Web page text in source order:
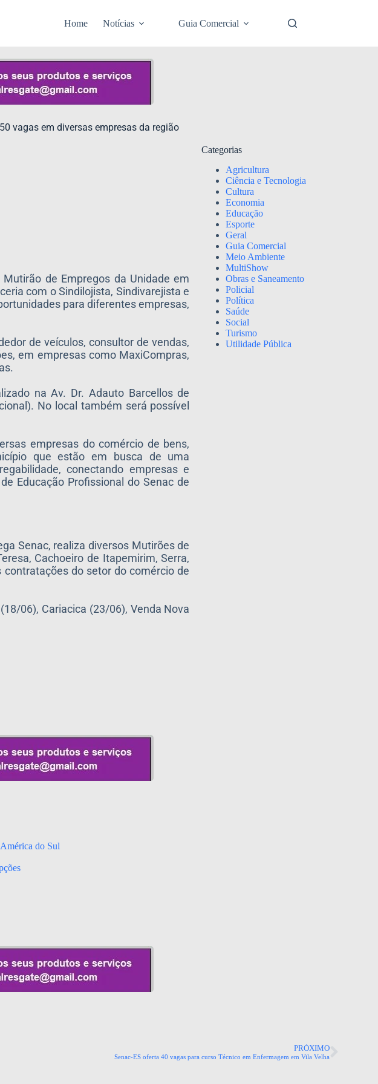
Home Notícias Guia Comercial
vagas em diversas empresas da região
de Empregos da Unidade em
com o Sindilojista, Sindivarejista e
para diferentes empresas,
de veículos, consultor de vendas,
em empresas como MaxiCompras,
na Av. Dr. Adauto Barcellos de
No local também será possível
empresas do comércio de bens,
que estão em busca de uma
conectando empresas e
Educação Profissional do Senac de
Senac, realiza diversos Mutirões de
Cachoeiro de Itapemirim, Serra,
do setor do comércio de
06), Cariacica (23/06), Venda Nova
Categorias
Agricultura
Ciência e Tecnologia
Cultura
Economia
Educação
Esporte
Geral
Guia Comercial
Meio Ambiente
MultiShow
Obras e Saneamento
Policial
Política
Saúde
Social
Turismo
Utilidade Pública
do Sul
PRÓXIMO
Senac-ES oferta 40 vagas para curso Técnico em Enfermagem em Vila Velha